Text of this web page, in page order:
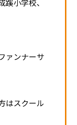
ァンナーサ
はスクール